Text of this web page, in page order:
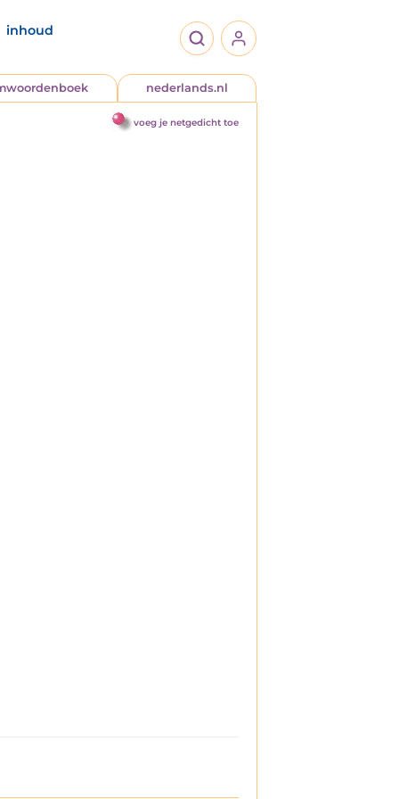
inhoud
nederlands.nl
voeg je netgedicht toe